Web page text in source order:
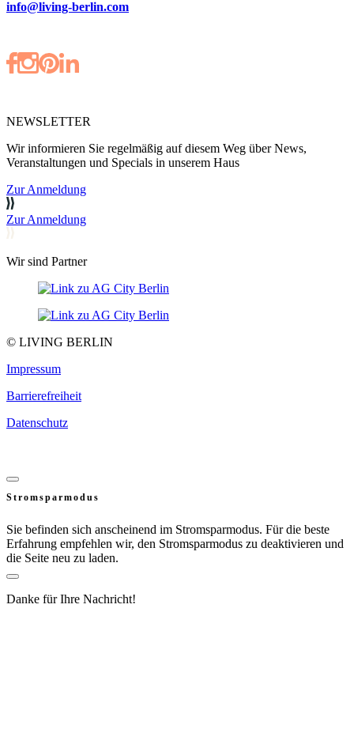
info@living-berlin.com
NEWSLETTER
Wir informieren Sie regelmäßig auf diesem Weg über News,
Veranstaltungen und Specials in unserem Haus
Zur Anmeldung
Zur Anmeldung
Wir sind Partner
© LIVING BERLIN
Impressum
Barrierefreiheit
Datenschutz
Stromsparmodus
Sie befinden sich anscheinend im Stromsparmodus. Für die beste
Erfahrung empfehlen wir, den Stromsparmodus zu deaktivieren und
die Seite neu zu laden.
Danke für Ihre Nachricht!